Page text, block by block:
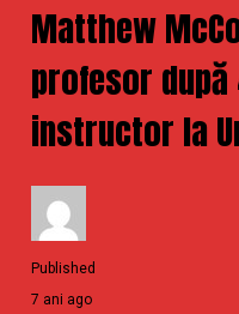
Matthew
profesor
instructor la
Published
7 ani ago